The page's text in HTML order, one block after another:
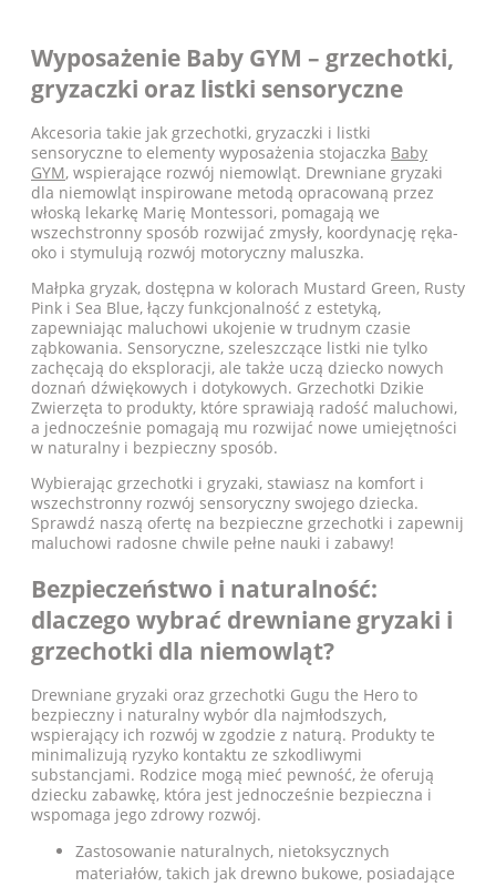
Wyposażenie Baby GYM – grzechotki,
gryzaczki oraz listki sensoryczne
Akcesoria takie jak grzechotki, gryzaczki i listki
sensoryczne to elementy wyposażenia stojaczka Baby
GYM, wspierające rozwój niemowląt. Drewniane gryzaki
dla niemowląt inspirowane metodą opracowaną przez
włoską lekarkę Marię Montessori, pomagają we
wszechstronny sposób rozwijać zmysły, koordynację ręka-
oko i stymulują rozwój motoryczny maluszka.
Małpka gryzak, dostępna w kolorach Mustard Green, Rusty
Pink i Sea Blue, łączy funkcjonalność z estetyką,
zapewniając maluchowi ukojenie w trudnym czasie
ząbkowania. Sensoryczne, szeleszczące listki nie tylko
zachęcają do eksploracji, ale także uczą dziecko nowych
doznań dźwiękowych i dotykowych. Grzechotki Dzikie
Zwierzęta to produkty, które sprawiają radość maluchowi,
a jednocześnie pomagają mu rozwijać nowe umiejętności
w naturalny i bezpieczny sposób.
Wybierając grzechotki i gryzaki, stawiasz na komfort i
wszechstronny rozwój sensoryczny swojego dziecka.
Sprawdź naszą ofertę na bezpieczne grzechotki i zapewnij
maluchowi radosne chwile pełne nauki i zabawy!
Bezpieczeństwo i naturalność:
dlaczego wybrać drewniane gryzaki i
grzechotki dla niemowląt?
Drewniane gryzaki oraz grzechotki Gugu the Hero to
bezpieczny i naturalny wybór dla najmłodszych,
wspierający ich rozwój w zgodzie z naturą. Produkty te
minimalizują ryzyko kontaktu ze szkodliwymi
substancjami. Rodzice mogą mieć pewność, że oferują
dziecku zabawkę, która jest jednocześnie bezpieczna i
wspomaga jego zdrowy rozwój.
Zastosowanie naturalnych, nietoksycznych
materiałów, takich jak drewno bukowe, posiadające